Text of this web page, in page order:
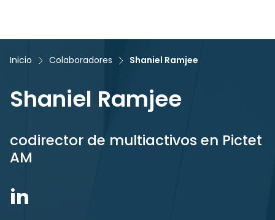
Inicio Colaboradores Shaniel Ramjee
Shaniel Ramjee
codirector de multiactivos en Pictet
AM